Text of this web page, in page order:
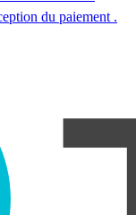
du paiement .